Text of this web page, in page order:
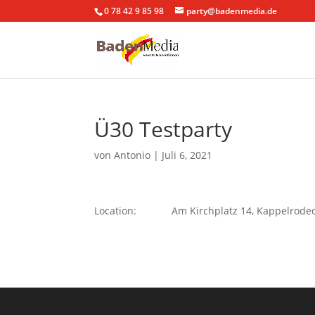
0 78 42 9 85 98 party@badenmedia.de
Ü30 Testparty
vonAntonio | Juli 6, 2021
Location: Am Kirchplatz 14,